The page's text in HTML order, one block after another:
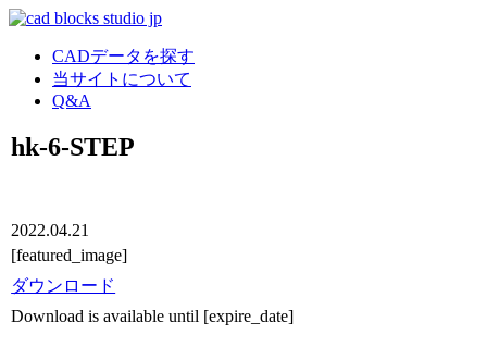
CADデータを探す
当サイトについて
Q&A
hk-6-STEP
2022.04.21
[featured_image]
ダウンロード
Download is available until [expire_date]